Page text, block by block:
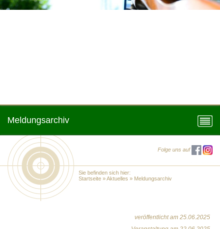
Meldungsarchiv
Sie befinden sich hier:
Startseite »Aktuelles » Meldungsarchiv
Folge uns auf
veröffentlicht am 25.06.2025